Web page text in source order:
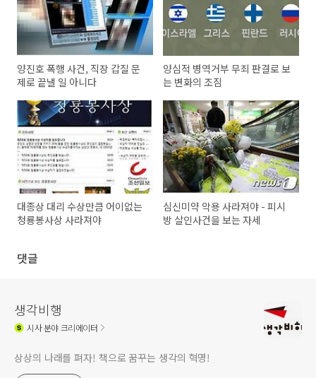
양진호 폭행 사건, 직장 갑질 문
제로 끝낼 일 아니다
양심적 병역거부 무죄 판결로 보
는 변화의 조짐
대종상 대리 수상만큼 어이없는
청룡봉사상 사라져야
심신미약 악용 사라져야 - 피시
방 살인사건을 보는 자세
댓글
생각비행
시사분야 크리에이터
상상의 나래를 펴자! 책으로 꿈꾸는 생각의 혁명!